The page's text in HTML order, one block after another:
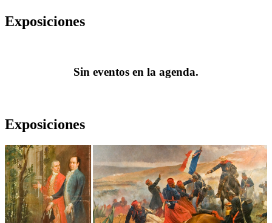
Exposiciones
Sin eventos en la agenda.
Exposiciones